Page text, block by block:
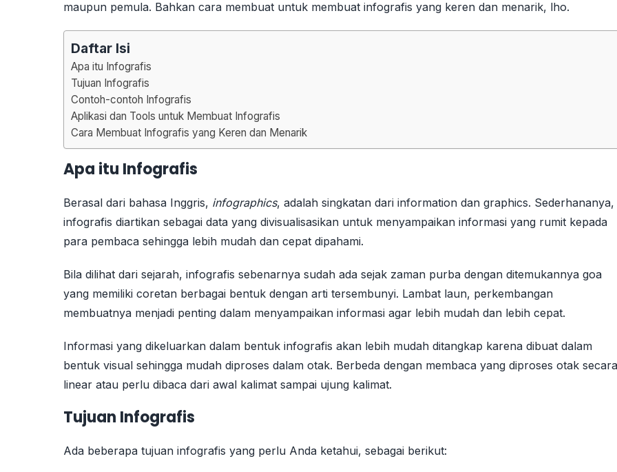
maupun pemula. Bahkan cara membuat untuk membuat infografis yang keren dan menarik, lho.
Daftar Isi
Apa itu Infografis
Tujuan Infografis
Contoh-contoh Infografis
Aplikasi dan Tools untuk Membuat Infografis
Cara Membuat Infografis yang Keren dan Menarik
Apa itu Infografis
Berasal dari bahasa Inggris, infographics, adalah singkatan dari information dan graphics. Sederhananya,
infografis diartikan sebagai data yang divisualisasikan untuk menyampaikan informasi yang rumit kepada
para pembaca sehingga lebih mudah dan cepat dipahami.
Bila dilihat dari sejarah, infografis sebenarnya sudah ada sejak zaman purba dengan ditemukannya goa
yang memiliki coretan berbagai bentuk dengan arti tersembunyi. Lambat laun, perkembangan
membuatnya menjadi penting dalam menyampaikan informasi agar lebih mudah dan lebih cepat.
Informasi yang dikeluarkan dalam bentuk infografis akan lebih mudah ditangkap karena dibuat dalam
bentuk visual sehingga mudah diproses dalam otak. Berbeda dengan membaca yang diproses otak secara
linear atau perlu dibaca dari awal kalimat sampai ujung kalimat.
Tujuan Infografis
Ada beberapa tujuan infografis yang perlu Anda ketahui, sebagai berikut: